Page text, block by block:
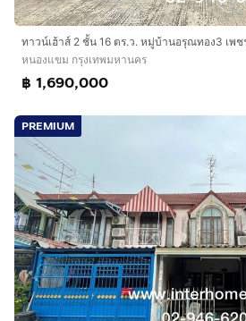
หนองแขม กรุงเทพมหานคร
฿ 1,690,000
PREMIUM